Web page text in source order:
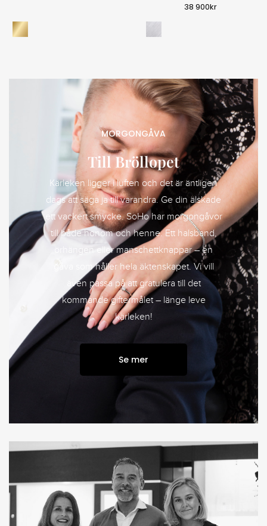
38 900kr
MORGONGÅVA
Till Bröllopet
Kärleken ligger i luften och det är äntligen
dags att säga ja till varandra. Ge din älskade
ett vackert smycke. SoHo har morgongåvor
till både honom och henne. Ett halsband,
örhängen eller manschettknappar – en
gåva som håller hela äktenskapet. Vi vill
även passa på att gratulera till det
kommande giftermålet – länge leve
kärleken!
Se mer